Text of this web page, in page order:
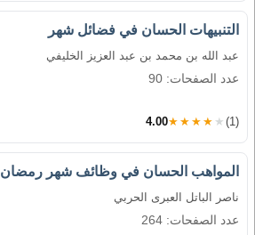
التنبيهات الحسان في فضائل شهر
عبد الله بن محمد بن عبد العزيز الخليفي
عدد الصفحات: 90
4.00★★★★★ (1)
المواهب الحسان في وظائف شهر رمضان
ناصر الباتل العبرى الحربي
عدد الصفحات: 264